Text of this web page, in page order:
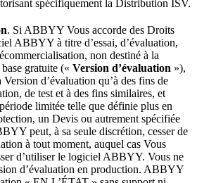
spécifiquement la Distribution ISV.
. Si ABBYY Vous accorde des Droits
ABBYY à titre d’essai, d’évaluation,
non destiné à la
gratuite (« Version d’évaluation »),
d’évaluation qu’à des fins de
de test et à des fins similaires, et
limitée telle que définie plus en
un Devis ou autrement spécifiée
peut, à sa seule discrétion, cesser de
à tout moment, auquel cas Vous
d’utiliser le logiciel ABBYY. Vous ne
d’évaluation en production. ABBYY